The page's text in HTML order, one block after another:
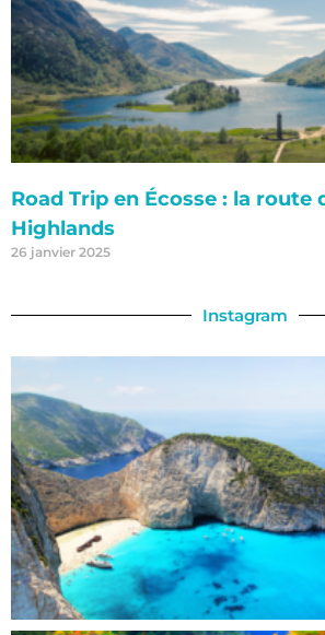
Road Trip en Écosse : la route
Highlands
26 janvier 2025
Instagram